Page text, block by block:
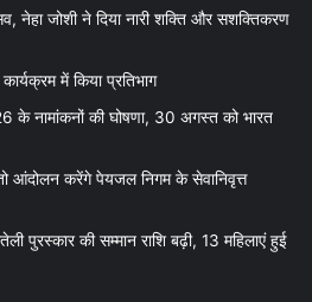
नेहा जोशी ने दिया नारी शक्ति और सशक्तिकरण
में किया प्रतिभाग
के नामांकनों की घोषणा, 30 अगस्त को भारत
आंदोलन करेंगे पेयजल निगम के सेवानिवृत्त
पुरस्कार की सम्मान राशि बढ़ी, 13 महिलाएं हुई